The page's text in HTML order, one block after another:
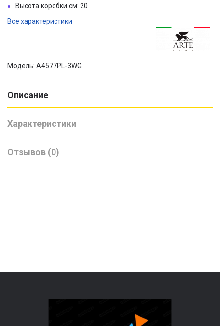
Высота коробки см: 20
Все характеристики
Модель: A4577PL-3WG
Описание
Характеристики
Отзывов (0)